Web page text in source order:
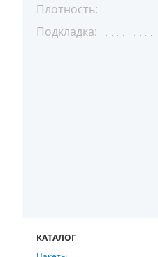
Плотность:
Подкладка:
КАТАЛОГ